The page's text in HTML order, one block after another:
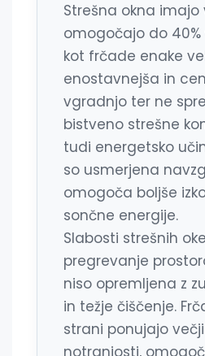
Strešna okna imajo
omogočajo do
kot frčade enake
enostavnejša in
vgradnjo ter ne
bistveno strešne
tudi energetsko
so usmerjena
omogoča boljše
sončne energije.
Slabosti strešnih
pregrevanje
niso opremljena z
in težje čiščenje.
strani ponujajo